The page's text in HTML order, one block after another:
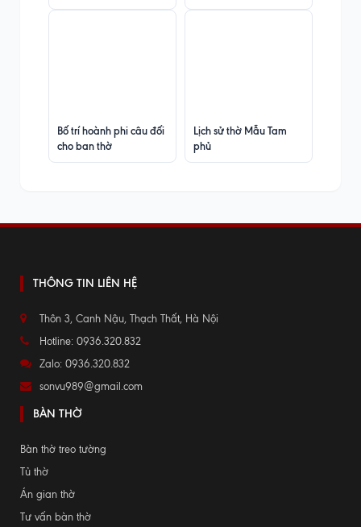
Bố trí hoành phi câu đối
cho ban thờ
Lịch sử thờ Mẫu Tam
phủ
THÔNG TIN LIÊN HỆ
Thôn 3, Canh Nậu, Thạch Thất, Hà Nội
Hotline: 0936.320.832
Zalo: 0936.320.832
sonvu989@gmail.com
BÀN THỜ
Bàn thờ treo tường
Tủ thờ
Án gian thờ
Tư vấn bàn thờ